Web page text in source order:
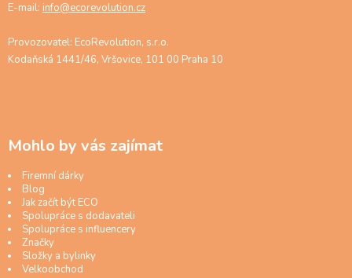
E-mail: info@ecorevolution.cz
Provozovatel: EcoRevolution, s.r.o.
Kodaňská 1441/46, Vršovice, 101 00 Praha 10
Mohlo by vás zajímat
Firemní dárky
Blog
Jak začít být ECO
Spolupráce s dodavateli
Spolupráce s influencery
Značky
Složky a bylinky
Velkoobchod